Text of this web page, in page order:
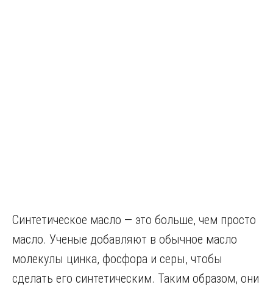
Синтетическое масло — это больше, чем просто
масло. Ученые добавляют в обычное масло
молекулы цинка, фосфора и серы, чтобы
сделать его синтетическим. Таким образом, они